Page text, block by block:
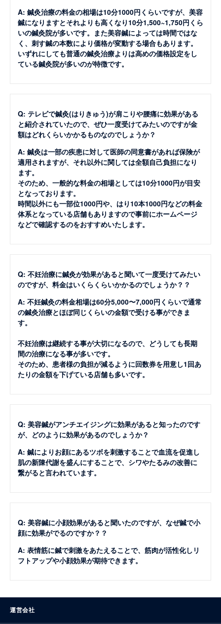
A: 鍼灸治療の料金の相場は10分1000円くらいですが、美容
鍼になりますとそれよりも高くなり10分1,500~1,750円くら
いの鍼灸院が多いです。また美容鍼によっては時間ではな
く、刺す鍼の本数により価格が変動する場合もあります。
いずれにしても普通の鍼灸治療よりは高めの価格設定をし
ている鍼灸院が多いのが特徴です。
Q: テレビで鍼灸(はりきゅう)が肩こりや腰痛に効果がある
と紹介されていたので、ぜひ一度受けてみたいのですが金
額はどれくらいかかるものなのでしょうか？
A: 鍼灸は一部の疾患に対して医師の同意書があれば保険が
適用されますが、それ以外に関しては全額自己負担になり
ます。
そのため、一般的な料金の相場としては10分1000円が目安
となっております。
時間以外にも一部位1000円や、はり10本1000円などの料金
体系となっている店舗もありますので事前にホームページ
などで確認するのをおすすめいたします。
Q: 不妊治療に鍼灸が効果があると聞いて一度受けてみたい
のですが、料金はいくらくらいかかるのでしょうか？？
A: 不妊鍼灸の料金相場は60分5,000〜7,000円くらいで通常
の鍼灸治療とほぼ同じくらいの金額で受ける事ができま
す。
不妊治療は継続する事が大切になるので、どうしても長期
間の治療になる事が多いです。
そのため、患者様の負担が減るように回数券を用意し1回あ
たりの金額を下げている店舗も多いです。
Q: 美容鍼がアンチエイジングに効果があると知ったのです
が、どのように効果があるのでしょうか？
A: 鍼によりお顔にあるツボを刺激することで血流を促進し
肌の新陳代謝を盛んにすることで、シワやたるみの改善に
繋がると言われています。
Q: 美容鍼に小顔効果があると聞いたのですが、なぜ鍼で小
顔に効果がでるのですか？？
A: 表情筋に鍼で刺激をあたえることで、筋肉が活性化しリ
フトアップや小顔効果が期待できます。
運営会社